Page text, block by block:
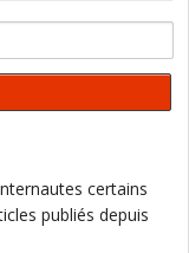
certains
publiés depuis